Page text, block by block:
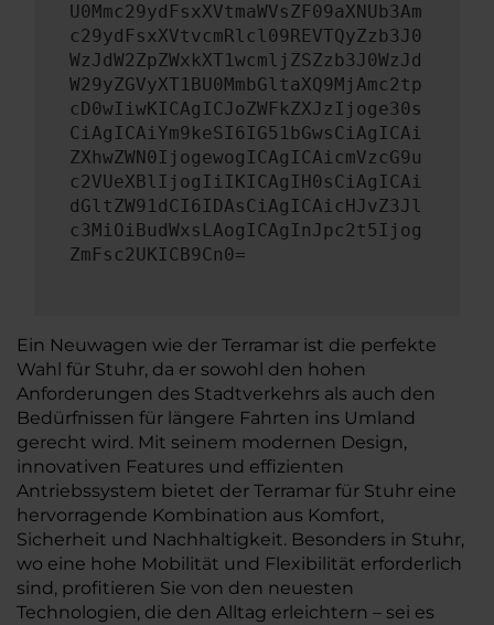
U0Mmc29ydFsxXVtmaWVsZF09aXNUb3Am
c29ydFsxXVtvcmRlcl09REVTQyZzb3J0
WzJdW2ZpZWxkXT1wcmljZSZzb3J0WzJd
W29yZGVyXT1BU0MmbGltaXQ9MjAmc2tp
cD0wIiwKICAgICJoZWFkZXJzIjoge30s
CiAgICAiYm9keSI6IG51bGwsCiAgICAi
ZXhwZWN0IjogewogICAgICAicmVzcG9u
c2VUeXBlIjogIiIKICAgIH0sCiAgICAi
dGltZW91dCI6IDAsCiAgICAicHJvZ3Jl
c3MiOiBudWxsLAogICAgInJpc2t5Ijog
ZmFsc2UKICB9Cn0=
Ein Neuwagen wie der Terramar ist die perfekte
Wahl für Stuhr, da er sowohl den hohen
Anforderungen des Stadtverkehrs als auch den
Bedürfnissen für längere Fahrten ins Umland
gerecht wird. Mit seinem modernen Design,
innovativen Features und effizienten
Antriebssystem bietet der Terramar für Stuhr eine
hervorragende Kombination aus Komfort,
Sicherheit und Nachhaltigkeit. Besonders in Stuhr,
wo eine hohe Mobilität und Flexibilität erforderlich
sind, profitieren Sie von den neuesten
Technologien, die den Alltag erleichtern – sei es